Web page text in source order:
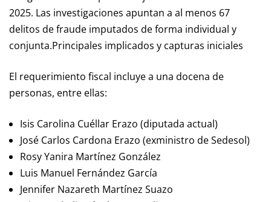
2025. Las investigaciones apuntan a al menos 67
delitos de fraude imputados de forma individual y
conjunta.Principales implicados y capturas iniciales
El requerimiento fiscal incluye a una docena de
personas, entre ellas:
Isis Carolina Cuéllar Erazo (diputada actual)
José Carlos Cardona Erazo (exministro de Sedesol)
Rosy Yanira Martínez González
Luis Manuel Fernández García
Jennifer Nazareth Martínez Suazo